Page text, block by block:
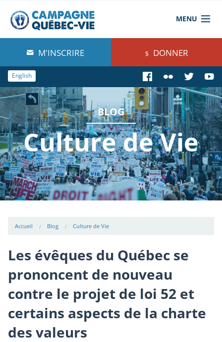
MENU
À propos de nous
Blog
Comprendre
Agir
Boutique
M'INSCRIRE DONNER
English
BLOG
Culture de Vie
Accueil Blog Culture de Vie
Les évêques du Québec se
prononcent de nouveau
contre le projet de loi 52 et
certains aspects de la charte
des valeurs